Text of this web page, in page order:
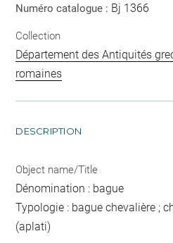
Numéro catalogue : Bj 1366
Collection
Département des Antiquités
romaines
DESCRIPTION
Object name/Title
Dénomination : bague
Typologie : bague chevalière ;
(aplati)